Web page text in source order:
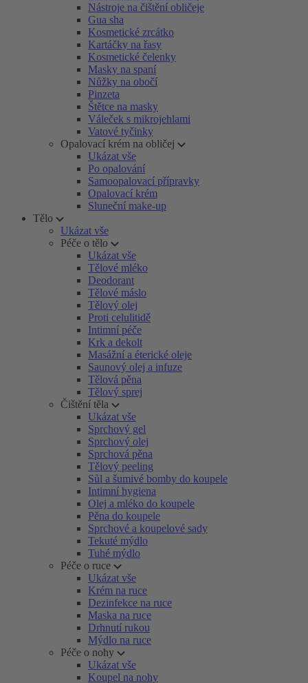
Nástroje na čištění obličeje
Gua sha
Kosmetické zrcátko
Kartáčky na řasy
Kosmetické čelenky
Masky na spaní
Nůžky na obočí
Pinzeta
Štětce na masky
Váleček s mikrojehlami
Vatové tyčinky
Opalovací krém na obličej
Ukázat vše
Po opalování
Samoopalovací přípravky
Opalovací krém
Sluneční make-up
Tělo
Ukázat vše
Péče o tělo
Ukázat vše
Tělové mléko
Deodorant
Tělové máslo
Tělový olej
Proti celulitidě
Intimní péče
Krk a dekolt
Masážní a éterické oleje
Saunový olej a infuze
Tělová pěna
Tělový sprej
Čištění těla
Ukázat vše
Sprchový gel
Sprchový olej
Sprchová pěna
Tělový peeling
Sůl a šumivé bomby do koupele
Intimní hygiena
Olej a mléko do koupele
Pěna do koupele
Sprchové a koupelové sady
Tekuté mýdlo
Tuhé mýdlo
Péče o ruce
Ukázat vše
Krém na ruce
Dezinfekce na ruce
Maska na ruce
Drhnutí rukou
Mýdlo na ruce
Péče o nohy
Ukázat vše
Koupel na nohy